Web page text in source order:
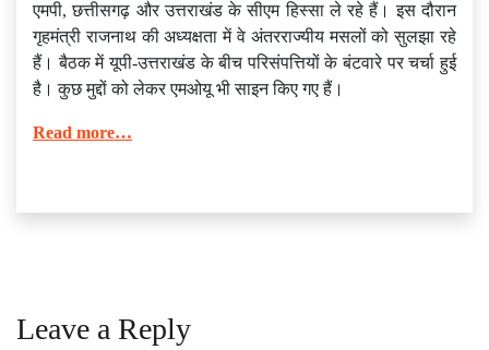
एमपी, छत्तीसगढ़ और उत्तराखंड के सीएम हिस्सा ले रहे हैं। इस दौरान
गृहमंत्री राजनाथ की अध्यक्षता में वे अंतरराज्यीय मसलों को सुलझा रहे
हैं। बैठक में यूपी-उत्तराखंड के बीच परिसंपत्तियों के बंटवारे पर चर्चा हुई
है। कुछ मुद्दों को लेकर एमओयू भी साइन किए गए हैं।
Read more…
Leave a Reply